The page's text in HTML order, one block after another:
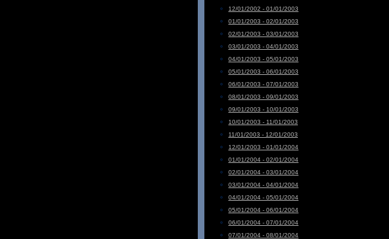
12/01/2002 - 01/01/2003
01/01/2003 - 02/01/2003
02/01/2003 - 03/01/2003
03/01/2003 - 04/01/2003
04/01/2003 - 05/01/2003
05/01/2003 - 06/01/2003
06/01/2003 - 07/01/2003
08/01/2003 - 09/01/2003
09/01/2003 - 10/01/2003
10/01/2003 - 11/01/2003
11/01/2003 - 12/01/2003
12/01/2003 - 01/01/2004
01/01/2004 - 02/01/2004
02/01/2004 - 03/01/2004
03/01/2004 - 04/01/2004
04/01/2004 - 05/01/2004
05/01/2004 - 06/01/2004
06/01/2004 - 07/01/2004
07/01/2004 - 08/01/2004